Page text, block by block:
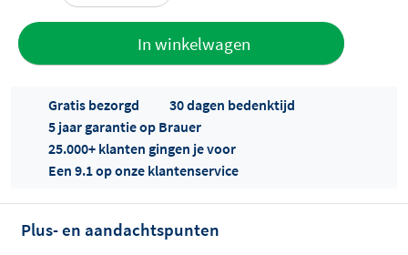
In winkelwagen
Offertes
Gratis bezorgd
30 dagen bedenktijd
5 jaar garantie op Brauer
25.000+ klanten gingen je voor
Een 9.1 op onze klantenservice
Plus- en aandachtspunten